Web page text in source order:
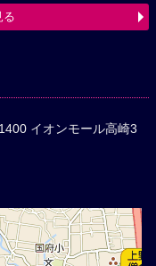
る
イオンモール高崎3